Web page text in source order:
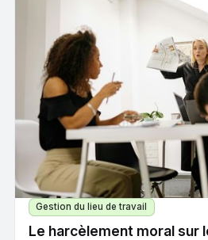
Gestion du lieu de travail
Le harcèlement moral sur